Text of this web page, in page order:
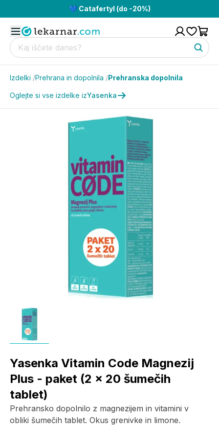
💙 Catafertyl (do -20%)
Izdelki /Prehrana in dopolnila /Prehranska dopolnila
Oglejte si vse izdelke izYasenka
Yasenka Vitamin Code Magnezij
Plus - paket (2 x 20 šumečih
tablet)
Prehransko dopolnilo z magnezijem in vitamini v
obliki šumečih tablet. Okus grenivke in limone.